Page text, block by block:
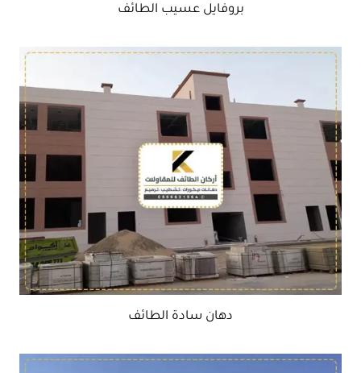
بروفايل عسيب الطائف
دهان سادة الطائف